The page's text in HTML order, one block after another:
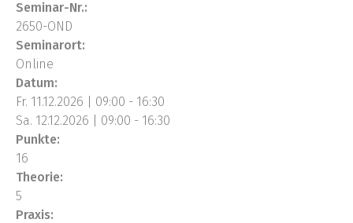
Seminar-Nr.:
2650-OND
Seminarort:
Online
Datum:
Fr. 11.12.2026 | 09:00 - 16:30
Sa. 12.12.2026 | 09:00 - 16:30
Punkte:
16
Theorie:
5
Praxis: